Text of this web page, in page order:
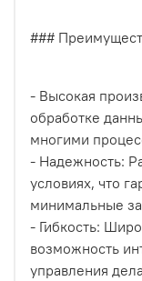
###
- Высокая
обработке
многими
- Надежность:
условиях, что
минимальные
- Гибкость:
возможность
управления